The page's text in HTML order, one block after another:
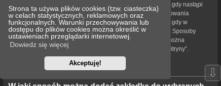
Strona ta używa plików cookies (tzw. ciasteczka)
w celach statystycznych, reklamowych oraz
funkcjonalnych. Warunki przechowywania lub
dostępu do plików cookies można określić w
ustawieniach przeglądarki internetowej.
Dowiedz się więcej
Akceptuję!
obserwowanie tematu. Użytkownik może być powiadamiany, gdy nastąpi
aktualizacja tematu oznaczonego zakładką. Funkcja obserwowania
powiadamia użytkownika – w wybrany przez niego sposób – gdy w
obserwowanym temacie bądź forum pojawiła się nowa treść. Sposoby
powiadamiania dla zakładek i obserwowanych elementów można
konfigurować w panelu użytkownika na karcie „Ustawienia witryny”.
⇩